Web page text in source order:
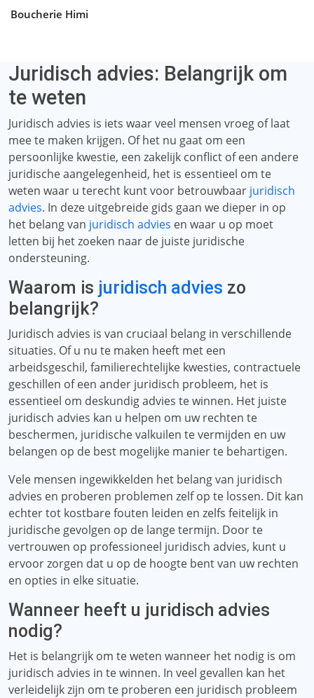
Boucherie Himi
Juridisch advies: Belangrijk om
te weten
Juridisch advies is iets waar veel mensen vroeg of laat
mee te maken krijgen. Of het nu gaat om een ​​
persoonlijke kwestie, een zakelijk conflict of een andere
juridische aangelegenheid, het is essentieel om te
weten waar u terecht kunt voor betrouwbaar juridisch
advies. In deze uitgebreide gids gaan we dieper in op
het belang van juridisch advies en waar u op moet
letten bij het zoeken naar de juiste juridische
ondersteuning.
Waarom is juridisch advies zo
belangrijk?
Juridisch advies is van cruciaal belang in verschillende
situaties. Of u nu te maken heeft met een
arbeidsgeschil, familierechtelijke kwesties, contractuele
geschillen of een ander juridisch probleem, het is
essentieel om deskundig advies te winnen. Het juiste
juridisch advies kan u helpen om uw rechten te
beschermen, juridische valkuilen te vermijden en uw
belangen op de best mogelijke manier te behartigen.
Vele mensen ingewikkelden het belang van juridisch
advies en proberen problemen zelf op te lossen. Dit kan
echter tot kostbare fouten leiden en zelfs feitelijk in
juridische gevolgen op de lange termijn. Door te
vertrouwen op professioneel juridisch advies, kunt u
ervoor zorgen dat u op de hoogte bent van uw rechten
en opties in elke situatie.
Wanneer heeft u juridisch advies
nodig?
Het is belangrijk om te weten wanneer het nodig is om
juridisch advies in te winnen. In veel gevallen kan het
verleidelijk zijn om te proberen een juridisch probleem